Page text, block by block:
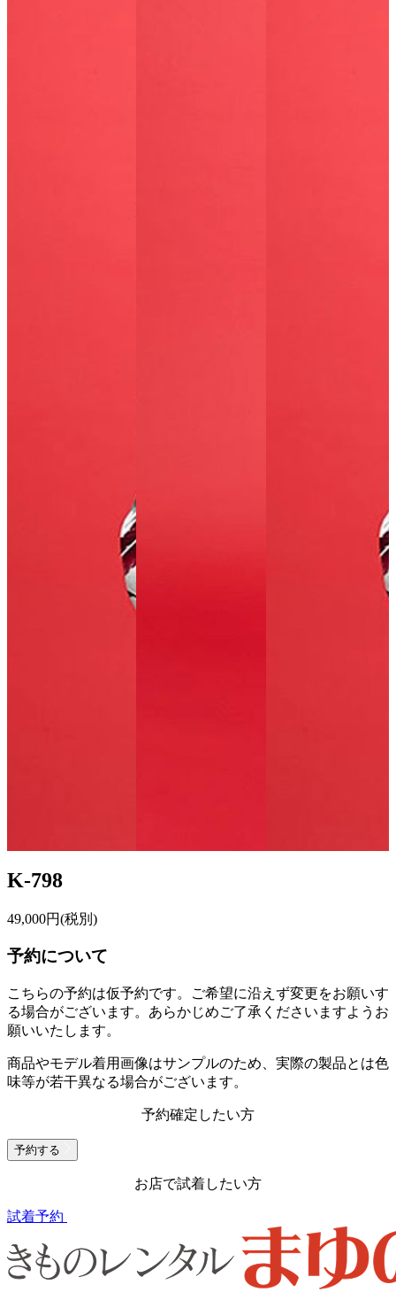
K-798
49,000円(税別)
予約について
こちらの予約は仮予約です。
ご希望に沿えず変更をお願いす
る場合がございます。あらかじめご了承くださいますようお
願いいたします。
商品やモデル着用画像はサンプルのため、実際の製品とは色
味等が若干異なる場合がございます。
予約確定したい方
予約する
お店で試着したい方
試着予約